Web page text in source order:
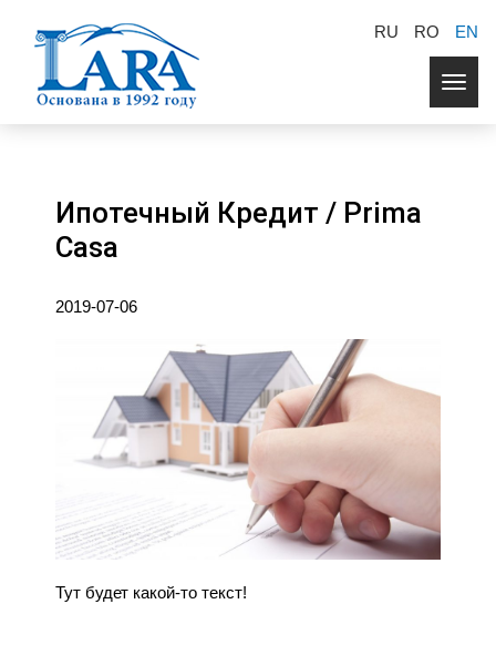
RU RO EN
Ипотечный Кредит / Prima
Casa
2019-07-06
Тут будет какой-то текст!